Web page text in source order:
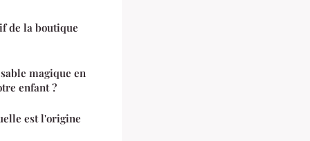
de la boutique
magique en
enfant ?
est l'origine